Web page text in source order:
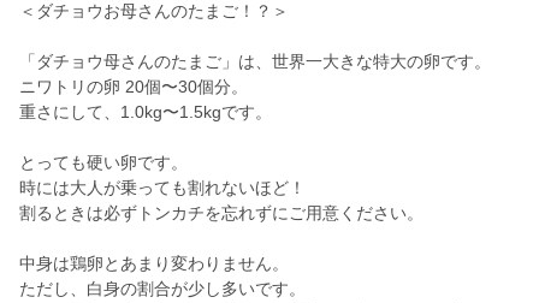
＜ダチョウお母さんのたまご！？＞
「ダチョウ母さんのたまご」は、世界一大きな特大の卵です。
ニワトリの卵 20個〜30個分。
重さにして、1.0kg〜1.5kgです。
とっても硬い卵です。
時には大人が乗っても割れないほど！
割るときは必ずトンカチを忘れずにご用意ください。
中身は鶏卵とあまり変わりません。
ただし、白身の割合が少し多いです。